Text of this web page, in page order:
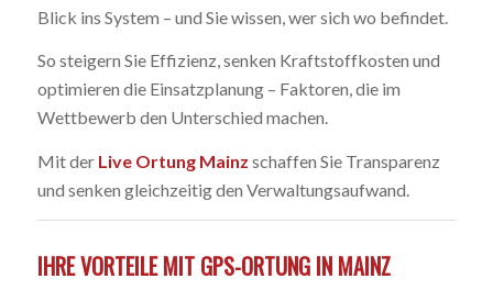
Blick ins System – und Sie wissen, wer sich wo befindet.
So steigern Sie Effizienz, senken Kraftstoffkosten und
optimieren die Einsatzplanung – Faktoren, die im
Wettbewerb den Unterschied machen.
Mit der Live Ortung Mainz schaffen Sie Transparenz
und senken gleichzeitig den Verwaltungsaufwand.
IHRE VORTEILE MIT GPS-ORTUNG IN MAINZ